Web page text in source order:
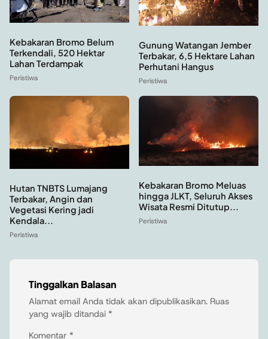
Kebakaran Bromo Belum
Terkendali, 520 Hektar
Lahan Terdampak
Peristiwa
Gunung Watangan Jember
Terbakar, 6,5 Hektare Lahan
Perhutani Hangus
Peristiwa
Hutan TNBTS Lumajang
Terbakar, Angin dan
Vegetasi Kering jadi
Kendala...
Peristiwa
Kebakaran Bromo Meluas
hingga JLKT, Seluruh Akses
Wisata Resmi Ditutup...
Peristiwa
Tinggalkan Balasan
Alamat email Anda tidak akan dipublikasikan. Ruas
yang wajib ditandai *
Komentar *